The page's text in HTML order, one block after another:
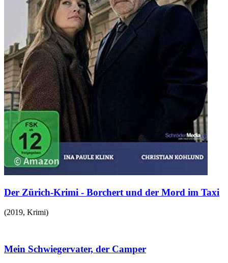
Der Zürich-Krimi - Borchert und der Mord im Taxi
(2019, Krimi)
Mein Schwiegervater, der Camper